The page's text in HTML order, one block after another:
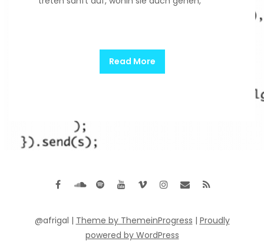
Read More
@afrigal | Theme by ThemeinProgress | Proudly
powered by WordPress